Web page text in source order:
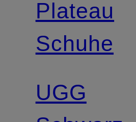
Plateau
Schuhe
UGG